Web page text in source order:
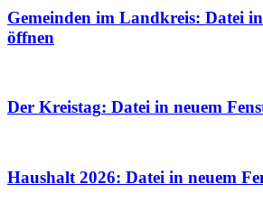
Gemeinden im Landkreis: Datei
öffnen
Der Kreistag: Datei in neuem
Haushalt 2026: Datei in neuem